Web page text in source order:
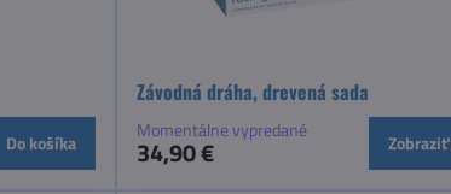
Do košíka
Závodná dráha, drevená sada
Momentálne vypredané
34,90 € Zobraziť